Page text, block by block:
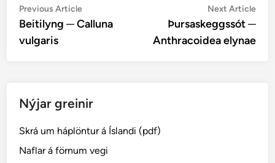
Post
navigation
Previous ArticlePrevious
article:
Beitilyng ─ Calluna
vulgaris
Next Article
Þursaskeggssót ─
Anthracoidea elynae
Nýjar greinir
Skrá um háplöntur á Íslandi (pdf)
Naflar á förnum vegi